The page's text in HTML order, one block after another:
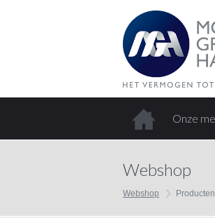
Onze
Webshop
Webshop